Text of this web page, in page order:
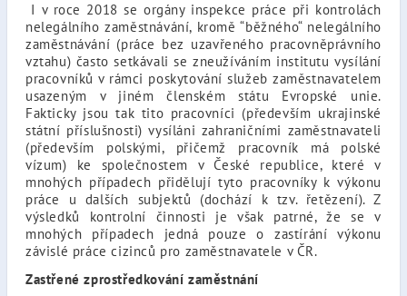
I v roce 2018 se orgány inspekce práce při kontrolách
nelegálního zaměstnávání, kromě “běžného“ nelegálního
zaměstnávání (práce bez uzavřeného pracovněprávního
vztahu) často setkávali se zneužíváním institutu vysílání
pracovníků v rámci poskytování služeb zaměstnavatelem
usazeným v jiném členském státu Evropské unie.
Fakticky jsou tak tito pracovníci (především ukrajinské
státní příslušnosti) vysíláni zahraničními zaměstnavateli
(především polskými, přičemž pracovník má polské
vízum) ke společnostem v České republice, které v
mnohých případech přidělují tyto pracovníky k výkonu
práce u dalších subjektů (dochází k tzv. řetězení). Z
výsledků kontrolní činnosti je však patrné, že se v
mnohých případech jedná pouze o zastírání výkonu
závislé práce cizinců pro zaměstnavatele v ČR.
Zastřené zprostředkování zaměstnání